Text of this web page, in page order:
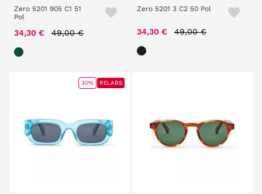
Zero 5201 905 C1 51
Pol
34,30 € Price reduced from
49,00 €
Zero 5201 3 C2 50 Pol
34,30 € Price reduced from
49,00 €
30% RELABS